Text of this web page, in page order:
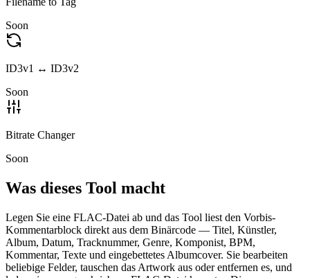
Soon
ID3v1 ↔ ID3v2
Soon
Bitrate Changer
Soon
Was dieses Tool macht
Legen Sie eine FLAC-Datei ab und das Tool liest den Vorbis-
Kommentarblock direkt aus dem Binärcode — Titel, Künstler,
Album, Datum, Tracknummer, Genre, Komponist, BPM,
Kommentar, Texte und eingebettetes Albumcover. Sie bearbeiten
beliebige Felder, tauschen das Artwork aus oder entfernen es, und